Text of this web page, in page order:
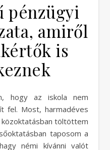
pénzügyi
amiről
is
fel. Most, harmadéves
töltöttem
taposom a
némi kívánni valót